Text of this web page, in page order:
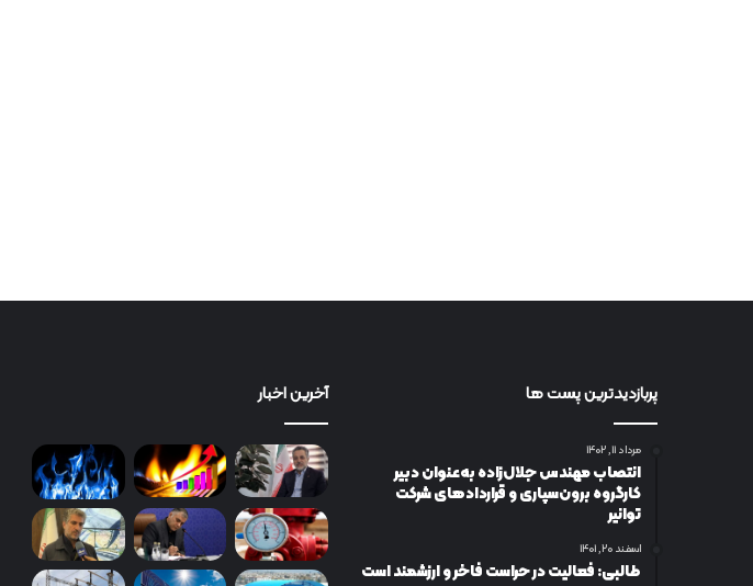
پربازدیدترین پست ها
مرداد ۱۱, ۱۴۰۲
انتصاب مهندس جلال‌زاده به‌عنوان دبیر
كارگروه برون‌سپاری و قراردادهای شركت
توانیر
اسفند ۲۰, ۱۴۰۱
طالبی: فعالیت در حراست فاخر و ارزشمند است
آخرین اخبار